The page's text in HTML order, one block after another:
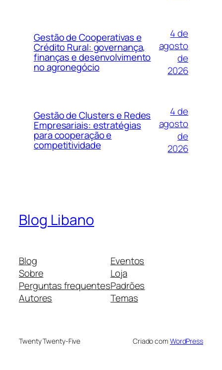
Gestão de Cooperativas e
Crédito Rural: governança,
finanças e desenvolvimento
no agronegócio
4 de
agosto
de
2026
Gestão de Clusters e Redes
Empresariais: estratégias
para cooperação e
competitividade
4 de
agosto
de
2026
Blog Libano
Blog
Sobre
Perguntas frequentes
Autores
Eventos
Loja
Padrões
Temas
Twenty Twenty-Five Criado com WordPress